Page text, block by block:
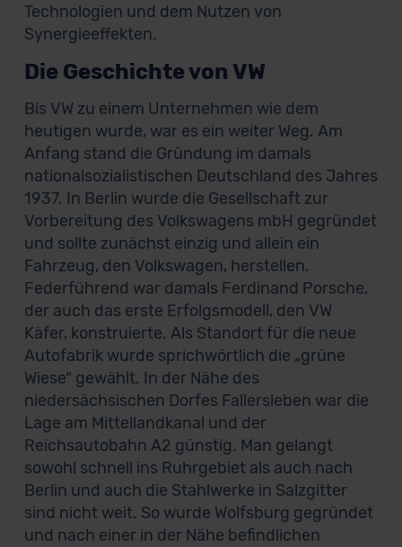
Technologien und dem Nutzen von
Synergieeffekten.
Die Geschichte von VW
Bis VW zu einem Unternehmen wie dem
heutigen wurde, war es ein weiter Weg. Am
Anfang stand die Gründung im damals
nationalsozialistischen Deutschland des Jahres
1937. In Berlin wurde die Gesellschaft zur
Vorbereitung des Volkswagens mbH gegründet
und sollte zunächst einzig und allein ein
Fahrzeug, den Volkswagen, herstellen.
Federführend war damals Ferdinand Porsche,
der auch das erste Erfolgsmodell, den VW
Käfer, konstruierte. Als Standort für die neue
Autofabrik wurde sprichwörtlich die „grüne
Wiese“ gewählt. In der Nähe des
niedersächsischen Dorfes Fallersleben war die
Lage am Mittellandkanal und der
Reichsautobahn A2 günstig. Man gelangt
sowohl schnell ins Ruhrgebiet als auch nach
Berlin und auch die Stahlwerke in Salzgitter
sind nicht weit. So wurde Wolfsburg gegründet
und nach einer in der Nähe befindlichen